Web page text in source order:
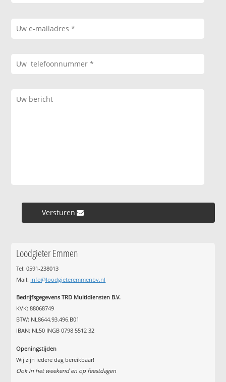
Versturen »
Loodgieter Emmen
Tel: 0591-238013
Mail: info@loodgieteremmenbv.nl
Bedrijfsgegevens TRD Multidiensten B.V.
KVK: 88068749
BTW: NL8644.93.496.B01
IBAN: NL50 INGB 0798 5512 32
Openingstijden
Wij zijn iedere dag bereikbaar!
Ook in het weekend en op feestdagen